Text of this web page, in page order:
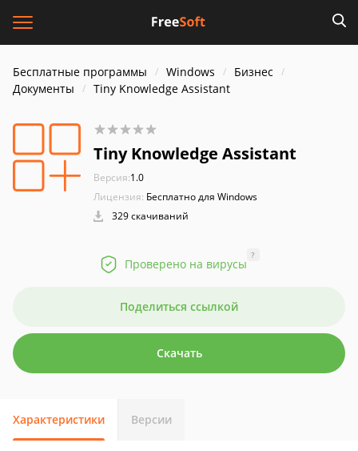
Бесплатные программы Windows
Бизнес
Документы
Tiny Knowledge Assistant
Tiny Knowledge Assistant
Версия:1.0
Лицензия: Бесплатно для Windows
329 скачиваний
Проверено на вирусы
?
Поделиться ссылкой
Скачать
Характеристики Версии